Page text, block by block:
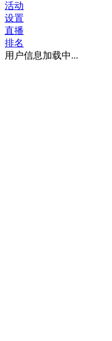
活动
设置
直播
排名
用户信息加载中...